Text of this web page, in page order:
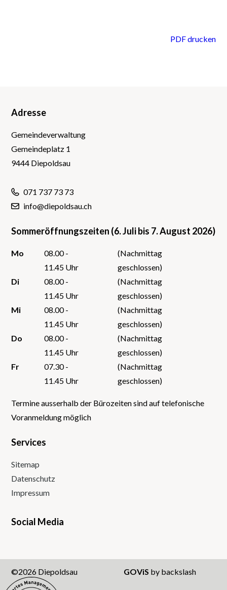
PDF drucken
Footer
Adresse
Gemeindeverwaltung
Gemeindeplatz 1
9444 Diepoldsau
071 737 73 73
info@diepoldsau.ch
Sommeröffnungszeiten (6. Juli bis 7. August 2026)
Mo
08.00 -
11.45 Uhr
(Nachmittag
geschlossen)
Di
08.00 -
11.45 Uhr
(Nachmittag
geschlossen)
Mi
08.00 -
11.45 Uhr
(Nachmittag
geschlossen)
Do
08.00 -
11.45 Uhr
(Nachmittag
geschlossen)
Fr
07.30 -
11.45 Uhr
(Nachmittag
geschlossen)
Termine ausserhalb der Bürozeiten sind auf telefonische
Voranmeldung möglich
Services
Sitemap
Datenschutz
Impressum
Social Media
©2026 Diepoldsau GOViS by backslash